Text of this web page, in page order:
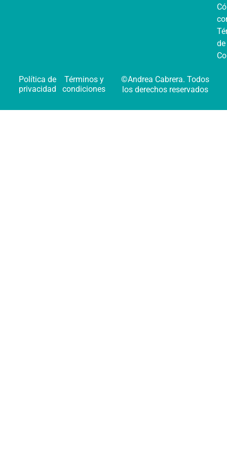
Política de
privacidad
Términos y
condiciones
©Andrea Cabrera. Todos
los derechos reservados